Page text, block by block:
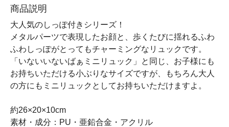
商品説明
大人気のしっぽ付きシリーズ！
メタルパーツで表現したお顔と、歩くたびに揺れるふわ
ふわしっぽがとってもチャーミングなリュックです。
「いないいないばぁミニリュック」と同じ、お子様にも
お持ちいただける小ぶりなサイズですが、もちろん大人
の方にもミニリュックとしてお持ちいただけますよ。
約26×20×10cm
素材・成分：PU・亜鉛合金・アクリル